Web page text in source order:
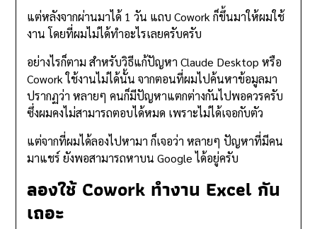
แต่หลังจากผ่านมาได้ 1 วัน แถบ Cowork ก็ขึ้นมาให้ผมใช้
งาน โดยที่ผมไม่ได้ทำอะไรเลยครับครับ
อย่างไรก็ตาม สำหรับวิธีแก้ปัญหา Claude Desktop หรือ
Cowork ใช้งานไม่ได้นั้น จากตอนที่ผมไปค้นหาข้อมูลมา
ปรากฏว่า หลายๆ คนก็มีปัญหาแตกต่างกันไปพอควรครับ
ซึ่งผมคงไม่สามารถตอบได้หมด เพราะไม่ได้เจอกับตัว
แต่จากที่ผมได้ลองไปหามา ก็เจอว่า หลายๆ ปัญหาที่มีคน
มาแชร์ ยังพอสามารถหาบน Google ได้อยู่ครับ
ลองใช้ Cowork ทำงาน Excel กัน
เถอะ